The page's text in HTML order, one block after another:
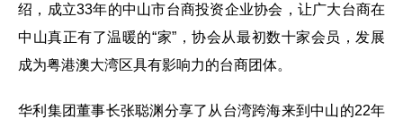
绍，成立33年的中山市台商投资企业协会，让广大台商在
中山真正有了温暖的“家”，协会从最初数十家会员，发展
成为粤港澳大湾区具有影响力的台商团体。
华利集团董事长张聪渊分享了从台湾跨海来到中山的22年